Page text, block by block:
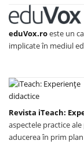
eduVox.roeste un
implicate în mediul
Revista iTeach:
aspectele practice
aducerea în prim